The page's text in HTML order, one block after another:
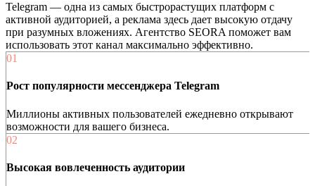
Telegram — одна из самых быстрорастущих платформ с
активной аудиторией, а реклама здесь дает высокую отдачу
при разумных вложениях. Агентство SEORA поможет вам
использовать этот канал максимально эффективно.
01
Рост популярности мессенджера Telegram
Миллионы активных пользователей ежедневно открывают
возможности для вашего бизнеса.
02
Высокая вовлеченность аудитории